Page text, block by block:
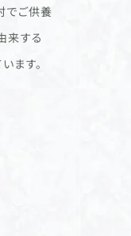
でご供養
来する
ます。